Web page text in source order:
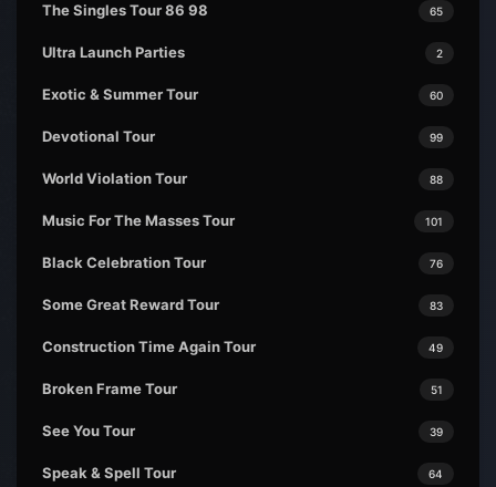
65
The Singles Tour 86 98
2
Ultra Launch Parties
60
Exotic & Summer Tour
99
Devotional Tour
88
World Violation Tour
101
Music For The Masses Tour
76
Black Celebration Tour
83
Some Great Reward Tour
49
Construction Time Again Tour
51
Broken Frame Tour
39
See You Tour
64
Speak & Spell Tour